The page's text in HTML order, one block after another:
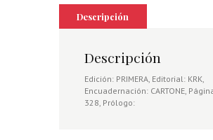
Descripción
Descripción
Edición: PRIMERA, Editorial: KRK,
Encuadernación: CARTONE,
328, Prólogo: